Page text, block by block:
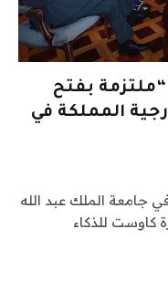
بفتح
المملكة في
جامعة الملك عبد الله
كاوست للذكاء